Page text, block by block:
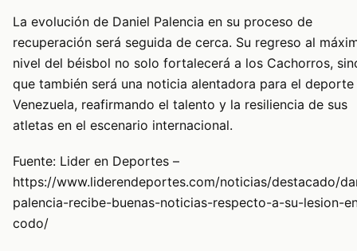
La evolución de Daniel Palencia en su proceso de
recuperación será seguida de cerca. Su regreso al
nivel del béisbol no solo fortalecerá a los Cachorros,
que también será una noticia alentadora para el deporte
Venezuela, reafirmando el talento y la resiliencia de sus
atletas en el escenario internacional.
Fuente: Lider en Deportes –
https://www.liderendeportes.com/noticias/destacado/
palencia-recibe-buenas-noticias-respecto-a-su-lesion-
codo/